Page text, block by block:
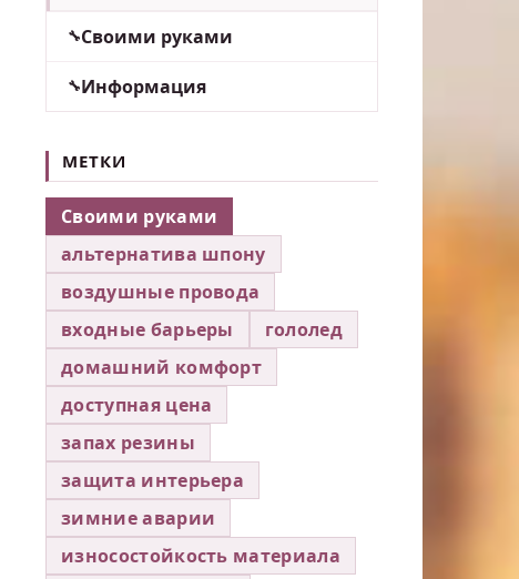
Своими руками
Информация
МЕТКИ
Своими руками
альтернатива шпону
воздушные провода
входные барьеры
гололед
домашний комфорт
доступная цена
запах резины
защита интерьера
зимние аварии
износостойкость материала